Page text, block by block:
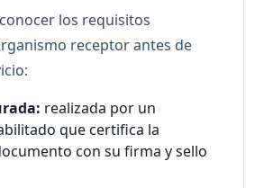
los requisitos
receptor antes de
realizada por un
que certifica la
con su firma y sello